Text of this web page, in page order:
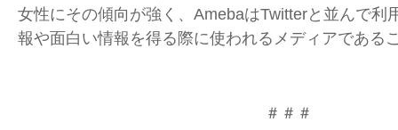
女性にその傾向が強く、AmebaはTwitterと並んで利
報や面白い情報を得る際に使われるメディアである
＃＃＃